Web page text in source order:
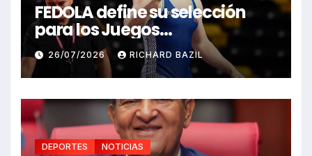
FEDOLA define su selección
para los Juegos
Centroamericanos y del
Caribe Santo Domingo 2026
26/07/2026 RICHARD BAZIL
DEPORTES NOTICIAS